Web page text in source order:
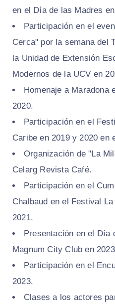
en el Día de las Madres
Participación en el
Cerca" por la semana del
la Unidad de Extensión
Modernos de la UCV en
Homenaje a Maradona
2020.
Participación en el
Caribe en 2019 y 2020 en
Organización de "La
Celarg Revista Café.
Participación en el
Chalbaud en el Festival
2021.
Presentación en el Día
Magnum City Club en
Participación en el
2023.
Clases a los actores